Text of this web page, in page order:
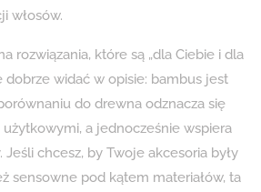
włosów.
rozwiązania, które są „dla Ciebie i dla
dobrze widać w opisie: bambus jest
do drewna odznacza się
a jednocześnie wspiera
chcesz, by Twoje akcesoria były
sensowne pod kątem materiałów, ta